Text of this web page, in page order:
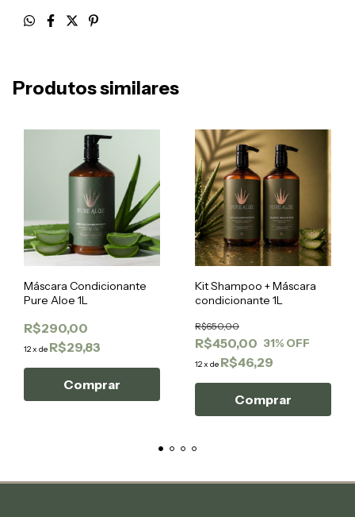
Produtos similares
Máscara Condicionante
Pure Aloe 1L
R$290,00
12x de R$29,83
Kit Shampoo + Máscara
condicionante 1L
R$450,00
R$650,00
31% OFF
12x de R$46,29